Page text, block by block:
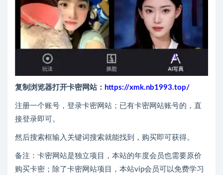
复制浏览器打开卡密网站： https://xmk.nb1993.top/
注册一个账号，登录卡密网站；已有卡密网站账号的，直
接登录即可。
然后搜索框输入关键词搜索就能找到，购买即可获得。
备注：卡密网站是独立项目，本站的年度会员也需要原价
购买卡密；除了卡密网站项目，本站vip会员可以免费学习